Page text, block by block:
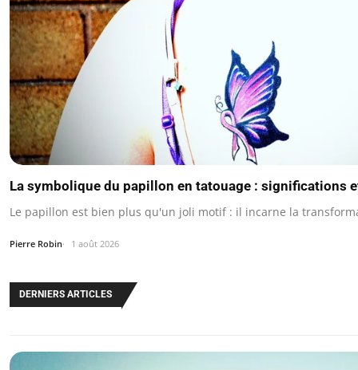
La symbolique du papillon en tatouage : significations
Le papillon est bien plus qu'un joli motif : il incarne la
Pierre Robin 1 août 2026
DERNIERS ARTICLES